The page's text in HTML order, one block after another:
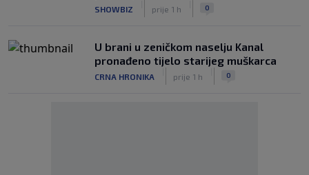
SHOWBIZ prije 1 h 0
U brani u zeničkom naselju Kanal
pronađeno tijelo starijeg muškarca
CRNA HRONIKA prije 1 h 0